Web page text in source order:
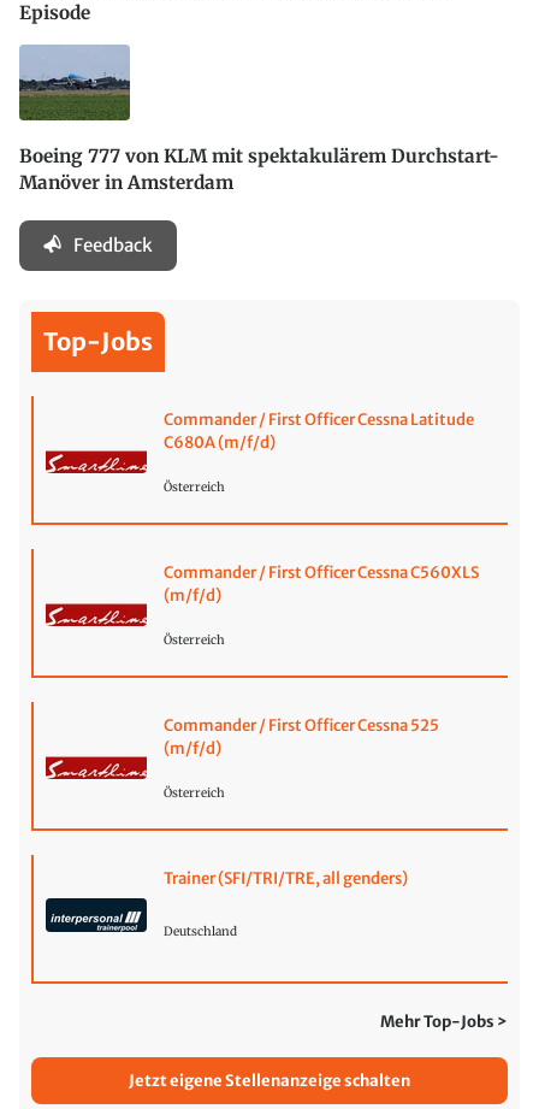
Episode
Boeing 777 von KLM mit spektakulärem Durchstart-
Manöver in Amsterdam
Feedback
Top-Jobs
Commander / First Officer Cessna Latitude
C680A (m/f/d)
Österreich
Commander / First Officer Cessna C560XLS
(m/f/d)
Österreich
Commander / First Officer Cessna 525
(m/f/d)
Österreich
Trainer (SFI/TRI/TRE, all genders)
Deutschland
Mehr Top-Jobs >
Jetzt eigene Stellenanzeige schalten